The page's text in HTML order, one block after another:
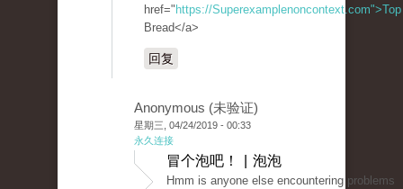
href=" https://Superexamplenoncontext.com">Top
Bread</a>
回复
Anonymous (未验证)
星期三, 04/24/2019 - 00:33
永久连接
冒个泡吧！ | 泡泡
Hmm is anyone else encountering problems